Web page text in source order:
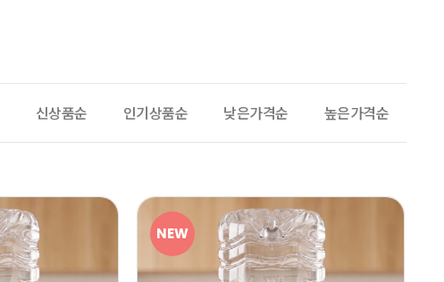
신상품순 인기상품순 낮은가격순 높은가격순
NEW